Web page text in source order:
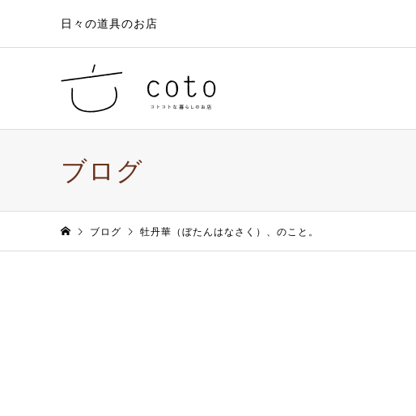
日々の道具のお店
ブログ
ブログ 牡丹華（ぼたんはなさく）、のこと。